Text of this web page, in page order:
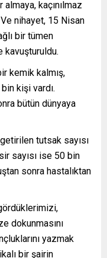
kaçınılmaz
Ve nihayet, 15 Nisan
bir tümen
kavuşturuldu.
kemik kalmış,
kişi vardı.
bütün dünyaya
tutsak sayısı
sayısı ise 50 bin
sonra hastalıktan
dokunmasını
yazmak
bir şairin